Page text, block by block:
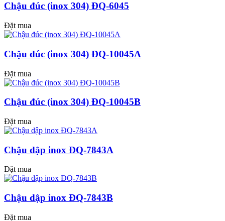
Chậu đúc (inox 304) ĐQ-6045
Đặt mua
Chậu đúc (inox 304) ĐQ-10045A
Đặt mua
Chậu đúc (inox 304) ĐQ-10045B
Đặt mua
Chậu dập inox ĐQ-7843A
Đặt mua
Chậu dập inox ĐQ-7843B
Đặt mua